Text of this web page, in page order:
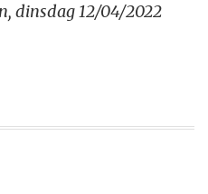
dinsdag 12/04/2022